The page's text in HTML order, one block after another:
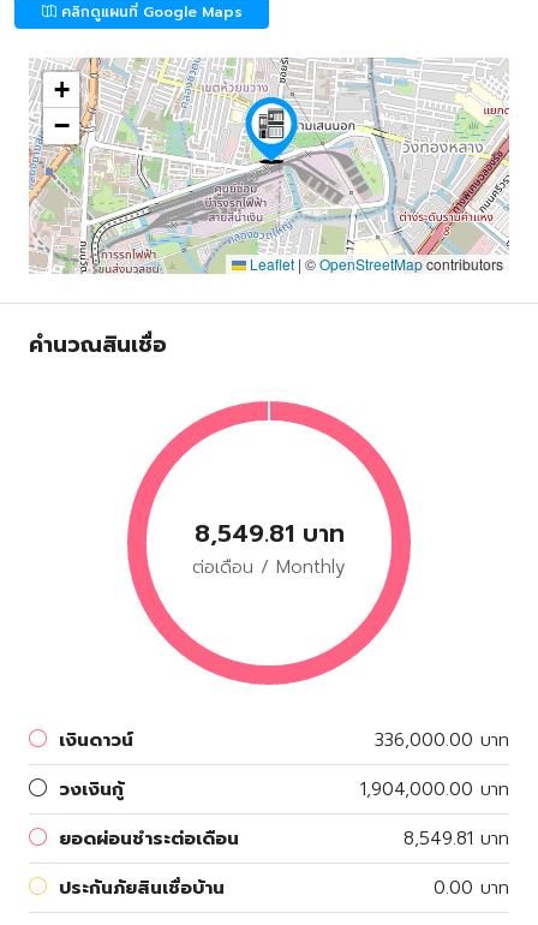
คลิกดูแผนที่ Google Maps
+
−
Leaflet | ©OpenStreetMapcontributors
คำนวณสินเชื่อ
8,549.81 บาท
ต่อเดือน / Monthly
เงินดาวน์
336,000.00 บาท
วงเงินกู้
1,904,000.00 บาท
ยอดผ่อนชำระต่อเดือน
8,549.81 บาท
ประกันภัยสินเชื่อบ้าน
0.00 บาท